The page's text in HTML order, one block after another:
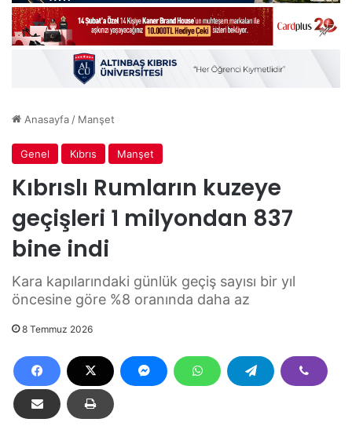
Anasayfa / Manşet
Genel Kıbrıs Manşet
Kıbrıslı Rumların kuzeye
geçişleri 1 milyondan 837
bine indi
Kara kapılarındaki günlük geçiş sayısı bir yıl
öncesine göre %8 oranında daha az
8 Temmuz 2026